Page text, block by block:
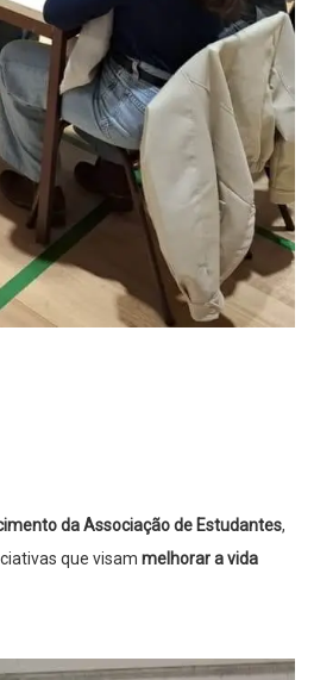
da Associação de Estudantes,
que visam melhorar a vida